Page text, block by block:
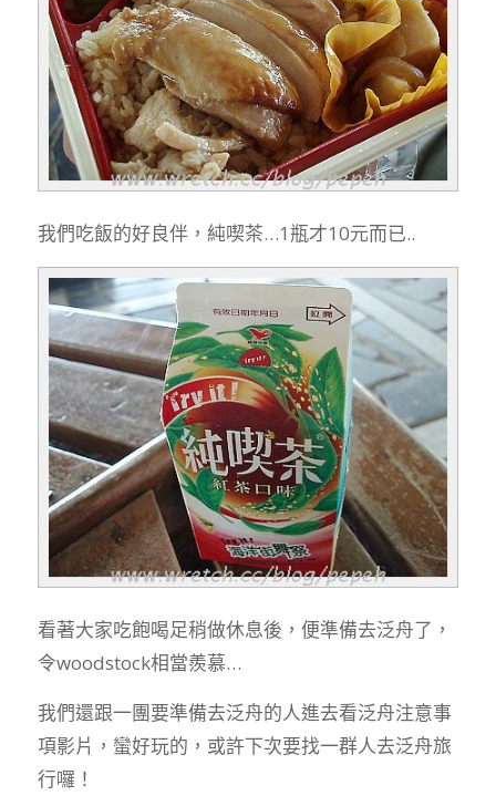
我們吃飯的好良伴，純喫茶…1瓶才10元而已..
看著大家吃飽喝足稍做休息後，便準備去泛舟了，
令woodstock相當羨慕…
我們還跟一團要準備去泛舟的人進去看泛舟注意事
項影片，蠻好玩的，或許下次要找一群人去泛舟旅
行囉！